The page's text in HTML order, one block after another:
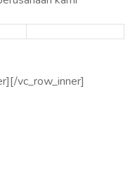
vc_row_inner]